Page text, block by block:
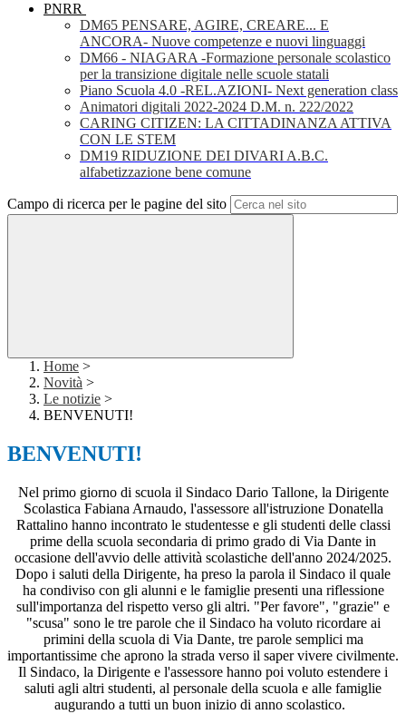
PNRR
DM65 PENSARE, AGIRE, CREARE... E
ANCORA- Nuove competenze e nuovi linguaggi
DM66 - NIAGARA -Formazione personale scolastico
per la transizione digitale nelle scuole statali
Piano Scuola 4.0 -REL.AZIONI- Next generation class
Animatori digitali 2022-2024 D.M. n. 222/2022
CARING CITIZEN: LA CITTADINANZA ATTIVA
CON LE STEM
DM19 RIDUZIONE DEI DIVARI A.B.C.
alfabetizzazione bene comune
Campo di ricerca per le pagine del sito
Home >
Novità >
Le notizie >
BENVENUTI!
BENVENUTI!
Nel primo giorno di scuola il Sindaco Dario Tallone, la Dirigente
Scolastica Fabiana Arnaudo, l'assessore all'istruzione Donatella
Rattalino hanno incontrato le studentesse e gli studenti delle classi
prime della scuola secondaria di primo grado di Via Dante in
occasione dell'avvio delle attività scolastiche dell'anno 2024/2025.
Dopo i saluti della Dirigente, ha preso la parola il Sindaco il quale
ha condiviso con gli alunni e le famiglie presenti una riflessione
sull'importanza del rispetto verso gli altri. "Per favore", "grazie" e
"scusa" sono le tre parole che il Sindaco ha voluto ricordare ai
primini della scuola di Via Dante, tre parole semplici ma
importantissime che aprono la strada verso il saper vivere civilmente.
Il Sindaco, la Dirigente e l'assessore hanno poi voluto estendere i
saluti agli altri studenti, al personale della scuola e alle famiglie
augurando a tutti un buon inizio di anno scolastico.